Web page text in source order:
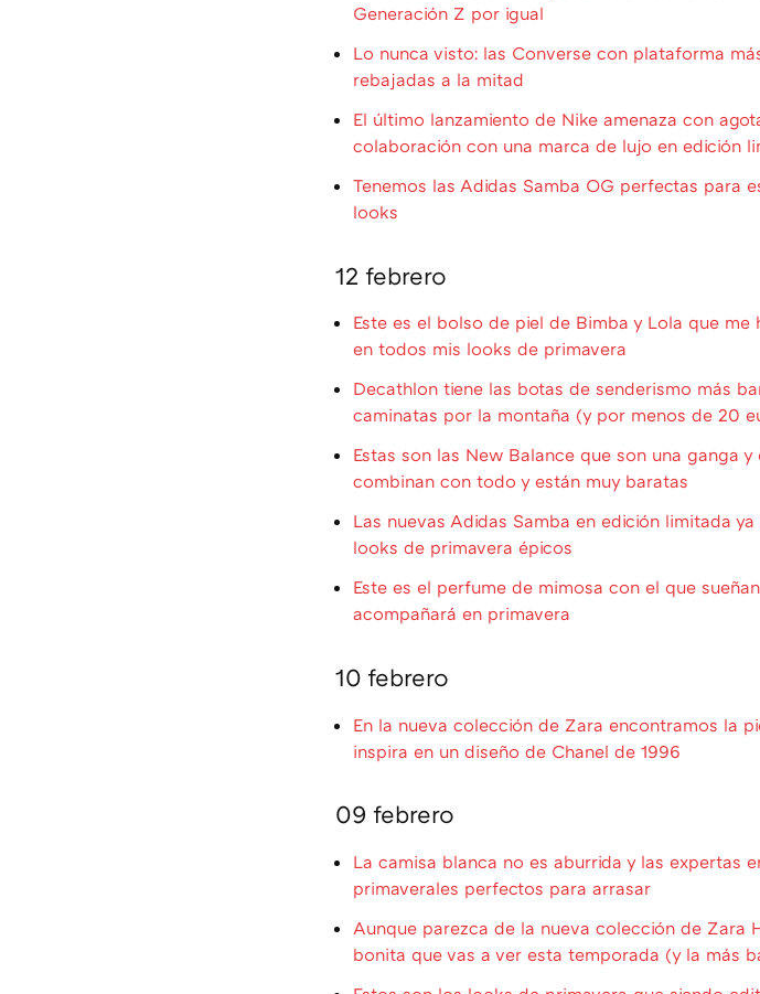
Generación Z por igual
Lo nunca visto: las Converse con plataforma
rebajadas a la mitad
El último lanzamiento de Nike amenaza con
colaboración con una marca de lujo en edición
Tenemos las Adidas Samba OG perfectas para
looks
12 febrero
Este es el bolso de piel de Bimba y Lola que
en todos mis looks de primavera
Decathlon tiene las botas de senderismo más
caminatas por la montaña (y por menos de 20
Estas son las New Balance que son una ganga
combinan con todo y están muy baratas
Las nuevas Adidas Samba en edición limitada
looks de primavera épicos
Este es el perfume de mimosa con el que
acompañará en primavera
10 febrero
En la nueva colección de Zara encontramos la
inspira en un diseño de Chanel de 1996
09 febrero
La camisa blanca no es aburrida y las expertas
primaverales perfectos para arrasar
Aunque parezca de la nueva colección de Zara
bonita que vas a ver esta temporada (y la más